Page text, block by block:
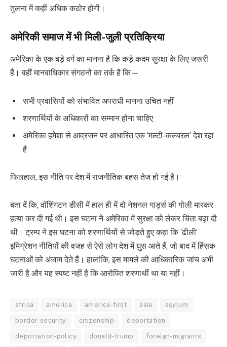
तुलना में कहीं अधिक कठोर होगी।
अमेरिकी समाज में भी मिली-जुली प्रतिक्रिया
अमेरिका के एक बड़े वर्ग का मानना है कि कड़े कदम सुरक्षा के लिए जरूरी
हैं। वहीं मानवाधिकार संगठनों का तर्क है कि—
सभी प्रवासियों को संभावित अपराधी मानना उचित नहीं
शरणार्थियों के अधिकारों का सम्मान होना चाहिए
अमेरिका हमेशा से आव्रजन पर आधारित एक ‘मल्टी-कल्चरल’ देश रहा
है
फिलहाल, इस नीति पर देश में राजनीतिक बहस तेज हो गई है।
बता दें कि, वॉशिंगटन डीसी में हाल ही में दो नेशनल गार्ड्स की गोली मारकर
हत्या कर दी गई थी। इस घटना ने अमेरिका में सुरक्षा को लेकर चिंता बढ़ा दी
थी। ट्रम्प ने इस घटना को शरणार्थियों से जोड़ते हुए कहा कि ‘ढीली’
इमिग्रेशन नीतियों की वजह से ऐसे लोग देश में घुस आते हैं, जो बाद में हिंसक
घटनाओं को अंजाम देते हैं। हालांकि, इस मामले की आधिकारिक जांच अभी
जारी है और यह स्पष्ट नहीं है कि आरोपित शरणार्थी था या नहीं।
africa america america-first asia asylum
border-security citizenship deportation
deportation-policy donald-trump foreign-migrants